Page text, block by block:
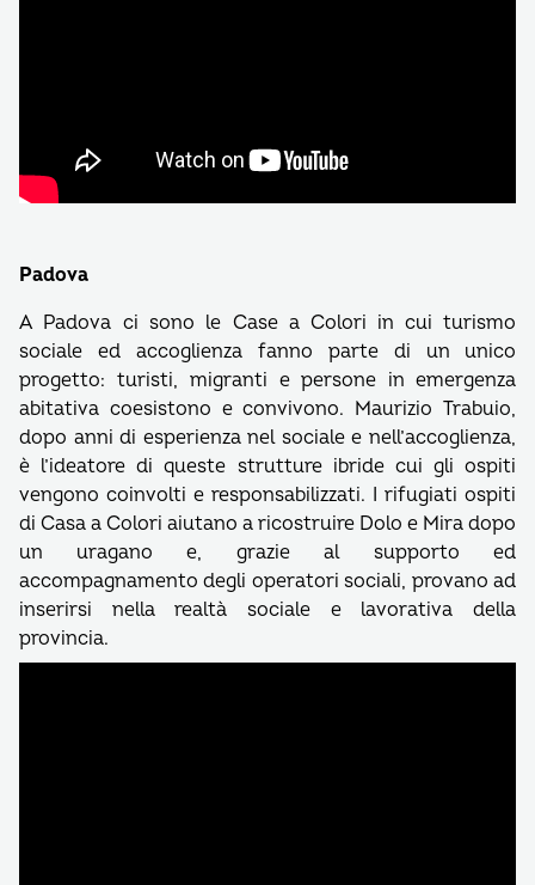
Padova
A Padova ci sono le Case a Colori in cui turismo
sociale ed accoglienza fanno parte di un unico
progetto: turisti, migranti e persone in emergenza
abitativa coesistono e convivono. Maurizio Trabuio,
dopo anni di esperienza nel sociale e nell’accoglienza,
è l’ideatore di queste strutture ibride cui gli ospiti
vengono coinvolti e responsabilizzati. I rifugiati ospiti
di Casa a Colori aiutano a ricostruire Dolo e Mira dopo
un uragano e, grazie al supporto ed
accompagnamento degli operatori sociali, provano ad
inserirsi nella realtà sociale e lavorativa della
provincia.